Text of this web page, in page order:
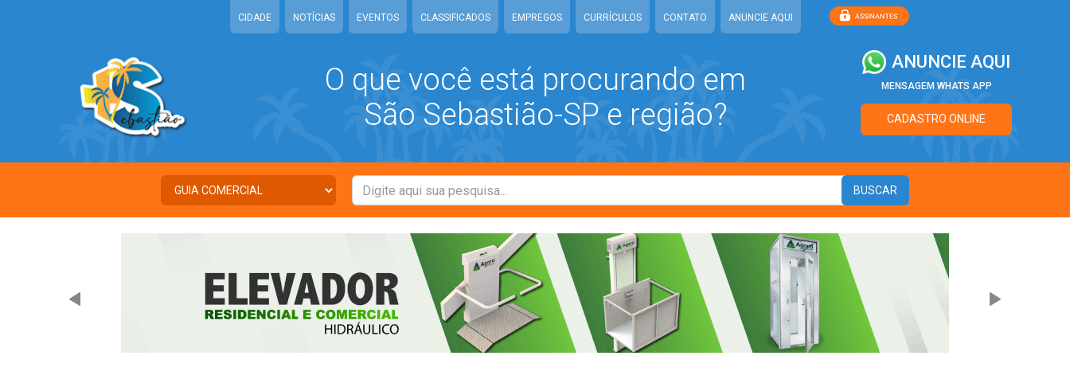
CIDADE NOTÍCIAS EVENTOS CLASSIFICADOS EMPREGOS CURRÍCULOS CONTATO ANUNCIE AQUI
O que você está procurando em
São Sebastião-SP e região?
ANUNCIE AQUI
MENSAGEM WHATS APP
CADASTRO ONLINE